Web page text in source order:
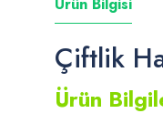
Çiftlik
Ürün